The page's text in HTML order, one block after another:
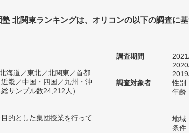
塾 北関東ランキングは、オリコンの以下の調査に
海道／東北／北関東／首都
畿／中国・四国／九州・沖
サンプル数24,212人）
的とした集団授業を行って
調査期間
調査対象者
性別
年齢
地域
条件